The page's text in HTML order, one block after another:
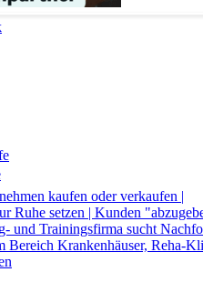
kaufen oder verkaufen |
Ruhe setzen | Kunden
und Trainingsfirma sucht
Bereich Krankenhäuser, Reha-